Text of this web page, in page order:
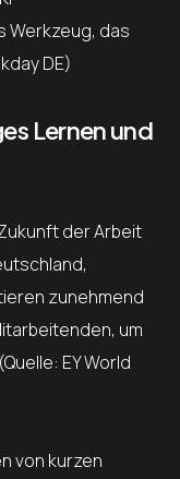
Werkzeug, das
DE)
Lernen und
der Arbeit
zunehmend
um
EY World
von kurzen